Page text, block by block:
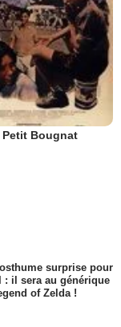
Petit Bougnat
surprise pour
: il sera au générique
of Zelda !